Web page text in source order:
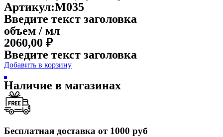
Артикул:M035
Введите текст заголовка
объем / мл
2060,00 ₽
Введите текст заголовка
Добавить в корзину
Наличие в магазинах
Бесплатная доставка от 1000 руб